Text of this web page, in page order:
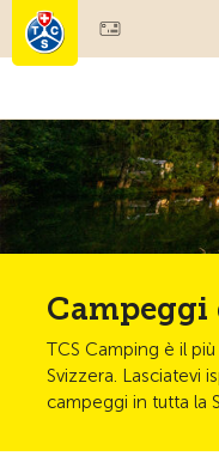
Societariato &
Test, sicurezza & salute
Campeggi
TCS Camping è il
Svizzera. Lasciatevi
campeggi in tutta la